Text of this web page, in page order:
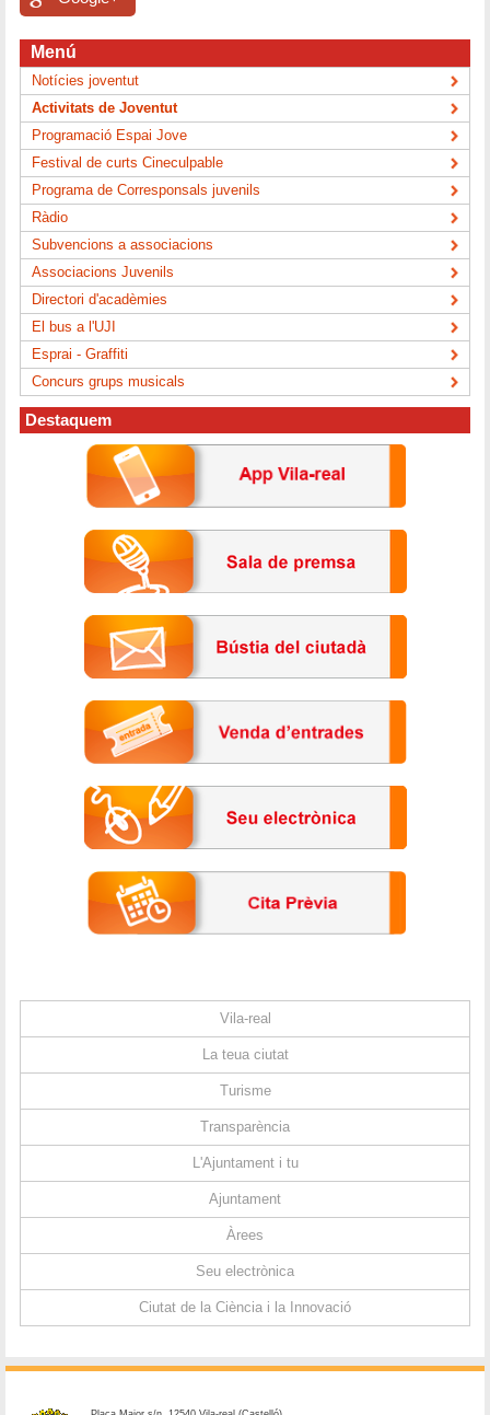
Menú
Notícies joventut
Activitats de Joventut
Programació Espai Jove
Festival de curts Cineculpable
Programa de Corresponsals juvenils
Ràdio
Subvencions a associacions
Associacions Juvenils
Directori d'acadèmies
El bus a l'UJI
Esprai - Graffiti
Concurs grups musicals
Destaquem
Vila-real
La teua ciutat
Turisme
Transparència
L'Ajuntament i tu
Ajuntament
Àrees
Seu electrònica
Ciutat de la Ciència i la Innovació